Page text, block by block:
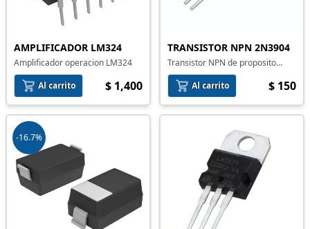
AMPLIFICADOR LM324
Amplificador operacion LM324
Al carrito
$ 1,400
TRANSISTOR NPN 2N3904
Transistor NPN de proposito
general 2N3904
Al carrito
$ 150
-16.7%